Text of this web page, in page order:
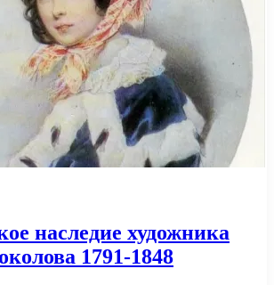
наследие художника
1791-1848